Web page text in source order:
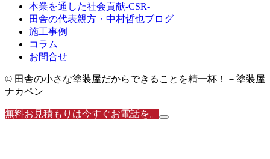
本業を通した社会貢献-CSR-
田舎の代表親方・中村哲也ブログ
施工事例
コラム
お問合せ
© 田舎の小さな塗装屋だからできることを精一杯！－塗装屋
ナカペン
無料お見積もりは今すぐお電話を。